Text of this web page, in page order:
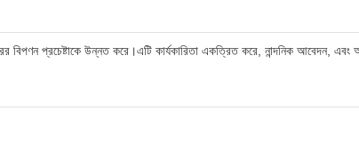
বিপণন প্রচেষ্টাকে উন্নত করে।এটি কার্যকারিতা একত্রিত করে, নান্দনিক আবেদন, এবং